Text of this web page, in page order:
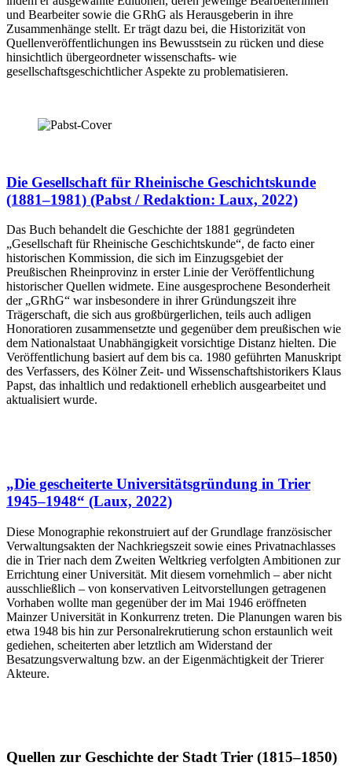
und Bearbeiter sowie die GRhG als Herausgeberin in ihre
Zusammenhänge stellt. Er trägt dazu bei, die Historizität von
Quellenveröffentlichungen ins Bewusstsein zu rücken und diese
hinsichtlich übergeordneter wissenschafts- wie
gesellschaftsgeschichtlicher Aspekte zu problematisieren.
Die Gesellschaft für Rheinische Geschichtskunde
(1881–1981) (Pabst / Redaktion: Laux, 2022)
Das Buch behandelt die Geschichte der 1881 gegründeten
„Gesellschaft für Rheinische Geschichtskunde“, de facto einer
historischen Kommission, die sich im Einzugsgebiet der
Preußischen Rheinprovinz in erster Linie der Veröffentlichung
historischer Quellen widmete. Eine ausgesprochene Besonderheit
der „GRhG“ war insbesondere in ihrer Gründungszeit ihre
Trägerschaft, die sich aus großbürgerlichen, teils auch adligen
Honoratioren zusammensetzte und gegenüber dem preußischen wie
dem Nationalstaat Unabhängigkeit vorsichtige Distanz hielten. Die
Veröffentlichung basiert auf dem bis ca. 1980 geführten Manuskript
des Verfassers, des Kölner Zeit- und Wissenschaftshistorikers Klaus
Papst, das inhaltlich und redaktionell erheblich ausgearbeitet und
aktualisiert wurde.
„Die gescheiterte Universitätsgründung in Trier
1945–1948“ (Laux, 2022)
Diese Monographie rekonstruiert auf der Grundlage französischer
Verwaltungsakten der Nachkriegszeit sowie eines Privatnachlasses
die in Trier nach dem Zweiten Weltkrieg verfolgten Ambitionen zur
Errichtung einer Universität. Mit diesem vornehmlich – aber nicht
ausschließlich – von konservativen Leitvorstellungen getragenen
Vorhaben wollte man gegenüber der im Mai 1946 eröffneten
Mainzer Universität in Konkurrenz treten. Die Planungen waren bis
etwa 1948 bis hin zur Personalrekrutierung schon erstaunlich weit
gediehen, scheiterten aber letztlich am Widerstand der
Besatzungsverwaltung bzw. an der Eigenmächtigkeit der Trierer
Akteure.
Quellen zur Geschichte der Stadt Trier (1815–1850)